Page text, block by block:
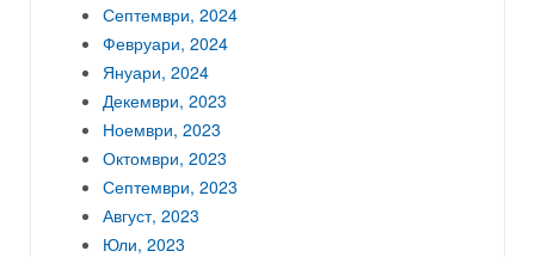
Септември, 2024
Февруари, 2024
Януари, 2024
Декември, 2023
Ноември, 2023
Октомври, 2023
Септември, 2023
Август, 2023
Юли, 2023